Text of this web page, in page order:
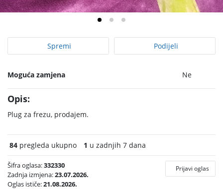
Spremi Podijeli
Moguća zamjena Ne
Opis:
Plug za frezu, prodajem.
84 pregleda ukupno 1 u zadnjih 7 dana
Šifra oglasa:332330
Zadnja izmjena:23.07.2026.
Oglas ističe:21.08.2026.
Prijavi oglas